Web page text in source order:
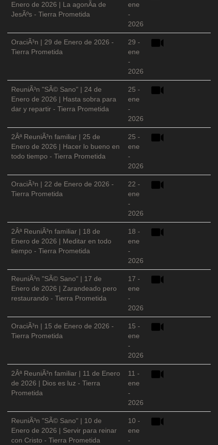
Enero de 2026 | La agonÃ­a de
JesÃºs - Tierra Prometida
ene
-
2026
OraciÃ³n | 29 de Enero de 2026 -
Tierra Prometida
29 -
ene
-
2026
ReuniÃ³n "SÃ© Sano" | 24 de
Enero de 2026 | Hasta sobra para
dar y repartir - Tierra Prometida
25 -
ene
-
2026
2Âª ReuniÃ³n familiar | 25 de
Enero de 2026 | Hacer lo bueno en
todo tiempo - Tierra Prometida
25 -
ene
-
2026
OraciÃ³n | 22 de Enero de 2026 -
Tierra Prometida
22 -
ene
-
2026
2Âª ReuniÃ³n familiar | 18 de
Enero de 2026 | Meditar en todo
tiempo - Tierra Prometida
18 -
ene
-
2026
ReuniÃ³n "SÃ© Sano" | 17 de
Enero de 2026 | Zarandeado pero
restaurando - Tierra Prometida
17 -
ene
-
2026
OraciÃ³n | 15 de Enero de 2026 -
Tierra Prometida
15 -
ene
-
2026
2Âª ReuniÃ³n familiar | 11 de Enero
de 2026 | Dios es luz - Tierra
Prometida
11 -
ene
-
2026
ReuniÃ³n "SÃ© Sano" | 10 de
Enero de 2026 | Servir para reinar
con Cristo - Tierra Prometida
10 -
ene
-